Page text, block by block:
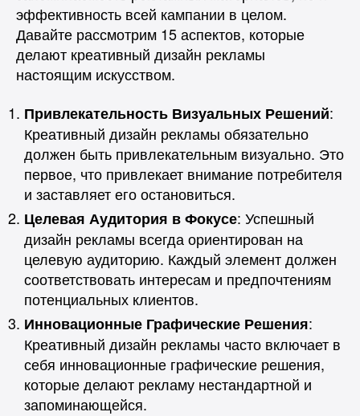
эффективность всей кампании в целом.
Давайте рассмотрим 15 аспектов, которые
делают креативный дизайн рекламы
настоящим искусством.
Привлекательность Визуальных Решений:
Креативный дизайн рекламы обязательно
должен быть привлекательным визуально. Это
первое, что привлекает внимание потребителя
и заставляет его остановиться.
Целевая Аудитория в Фокусе: Успешный
дизайн рекламы всегда ориентирован на
целевую аудиторию. Каждый элемент должен
соответствовать интересам и предпочтениям
потенциальных клиентов.
Инновационные Графические Решения:
Креативный дизайн рекламы часто включает в
себя инновационные графические решения,
которые делают рекламу нестандартной и
запоминающейся.